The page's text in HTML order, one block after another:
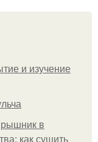
и изучение
в
как сушить